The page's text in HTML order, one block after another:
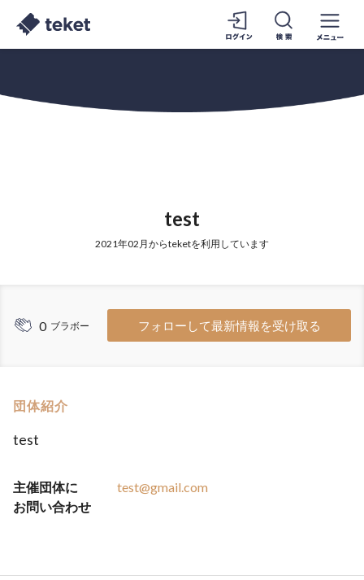
test
2021年02月からteketを利用しています
0 ブラボー フォローして最新情報を受け取る
団体紹介
test
主催団体に
お問い合わせ
test@gmail.com